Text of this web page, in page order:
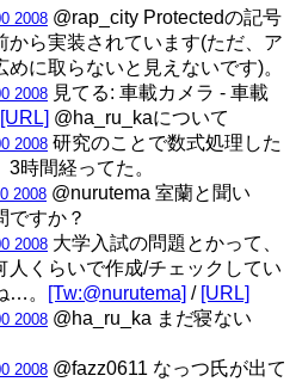
2008 @rap_city Protectedの記号
から実装されています(ただ、ア
に取らないと見えないです)。
2008 見てる: 車載カメラ - 車載
[URL] @ha_ru_kaについて
2008 研究のことで数式処理した
時間経ってた。
2008 @nurutema 室蘭と聞い
ですか？
2008 大学入試の問題とかって、
人くらいで作成/チェックしてい
…。
[Tw:@nurutema] / [URL]
2008 @ha_ru_ka まだ寝ない
2008 @fazz0611 なっつ氏が出て